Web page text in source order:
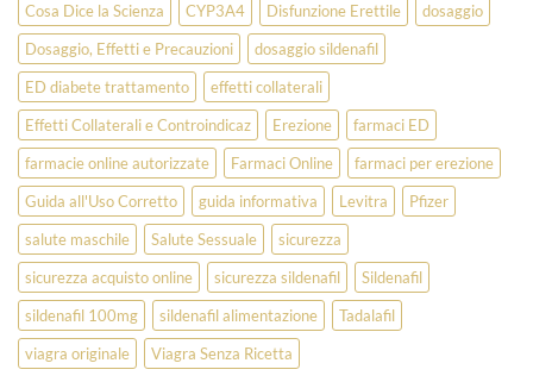
Cosa Dice la Scienza
CYP3A4 Disfunzione Erettile
dosaggio
Dosaggio, Effetti e Precauzioni
dosaggio sildenafil
ED diabete trattamento
effetti collaterali
Effetti Collaterali e Controindicaz
Erezione
farmaci ED
farmacie online autorizzate
Farmaci Online
farmaci per erezione
Guida all'Uso Corretto
guida informativa Levitra
Pfizer
salute maschile
Salute Sessuale
sicurezza
sicurezza acquisto online
sicurezza sildenafil
Sildenafil
sildenafil 100mg
sildenafil alimentazione
Tadalafil
viagra originale
Viagra Senza Ricetta